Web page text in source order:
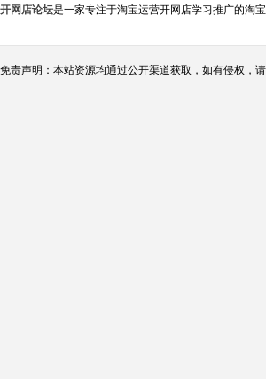
开网店论坛是一家专注于淘宝运营开网店学习推广的淘
免责声明：本站资源均通过公开渠道获取，如有侵权，